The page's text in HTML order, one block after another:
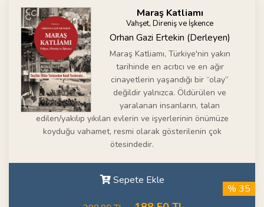
Maraş Katliamı
Vahşet, Direniş ve İşkence
Orhan Gazi Ertekin (Derleyen)
Maraş Katliamı, Türkiye'nin yakın
tarihinde en acıtıcı ve en ağır
cinayetlerin yaşandığı bir “olay”
değildir yalnızca. Öldürülen ve
yaralanan insanların, talan
edilen/yakılıp yıkılan evlerin ve işyerlerinin önümüze
koyduğu vahamet, resmi olarak gösterilenin çok
ötesindedir.
Sepete Ekle
% 35